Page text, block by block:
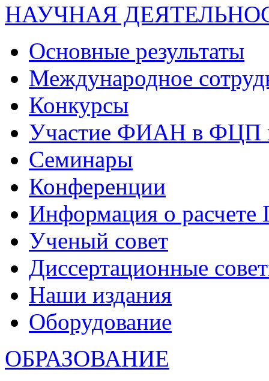
НАУЧНАЯ
Основные результаты
Международное
Конкурсы
Участие ФИАН в ФЦП
Семинары
Конференции
Информация о
Ученый совет
Диссертационные
Наши издания
Оборудование
ОБРАЗОВАНИЕ